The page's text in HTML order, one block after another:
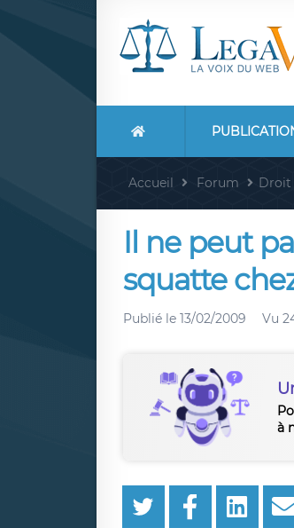
Accueil Forum Droit
Il ne peut
squatte
Publié le 13/02/2009 Vu
à